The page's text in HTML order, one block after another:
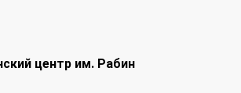
центр им. Рабин